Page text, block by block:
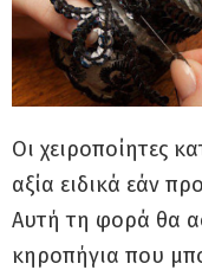
Οι χειροποίητες
αξία ειδικά εάν
Αυτή τη φορά θα
κηροπήγια που